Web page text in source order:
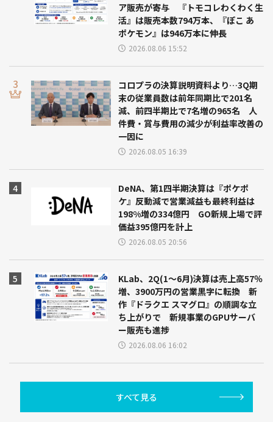
ア販売が寄与 『トモコレわくわく生
活』は販売本数794万本、『ぽこ あ
ポケモン』は946万本に伸長
2026.08.06 15:52
コロプラの決算説明資料より…3Q期
末の従業員数は前年同期比で201名
減、前四半期比で7名増の965名 人
件費・賞与費用の減少が利益率改善の
一因に
2026.08.05 16:39
DeNA、第1四半期決算は『ポケポ
ケ』反動減で営業減益も最終利益は
198%増の334億円 GO新規上場で評
価益395億円を計上
2026.08.05 20:56
KLab、2Q(1～6月)決算は売上高57％
増、3900万円の営業黒字に転換 新
作『ドラクエ スマグロ』の順調な立
ち上がりで 新規事業のGPUサーバ
ー販売も進捗
2026.08.06 16:02
すべて見る